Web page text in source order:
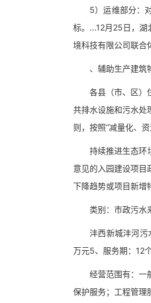
5）运维部分：对
标。...12月25日，
境科技有限公司联
、辅助生产建筑物
各县（市、区）住
共排水设施和污水处
则，按照“减量化、
持续推进生态环境
意见的入园建设项目
下降趋势或项目新增
类别：市政污水来
沣西新城沣河污水
万元5、服务期：12
经营范围有：一般
保护服务；工程管理